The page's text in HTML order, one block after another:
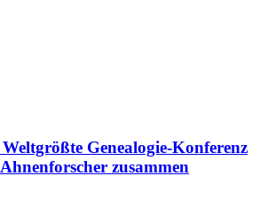
Genealogie-Konferenz
zusammen